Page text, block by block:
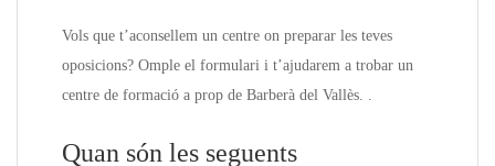
Vols que t’aconsellem un centre on preparar les teves
oposicions? Omple el formulari i t’ajudarem a trobar un
centre de formació a prop de Barberà del Vallès. .
Quan són les seguents